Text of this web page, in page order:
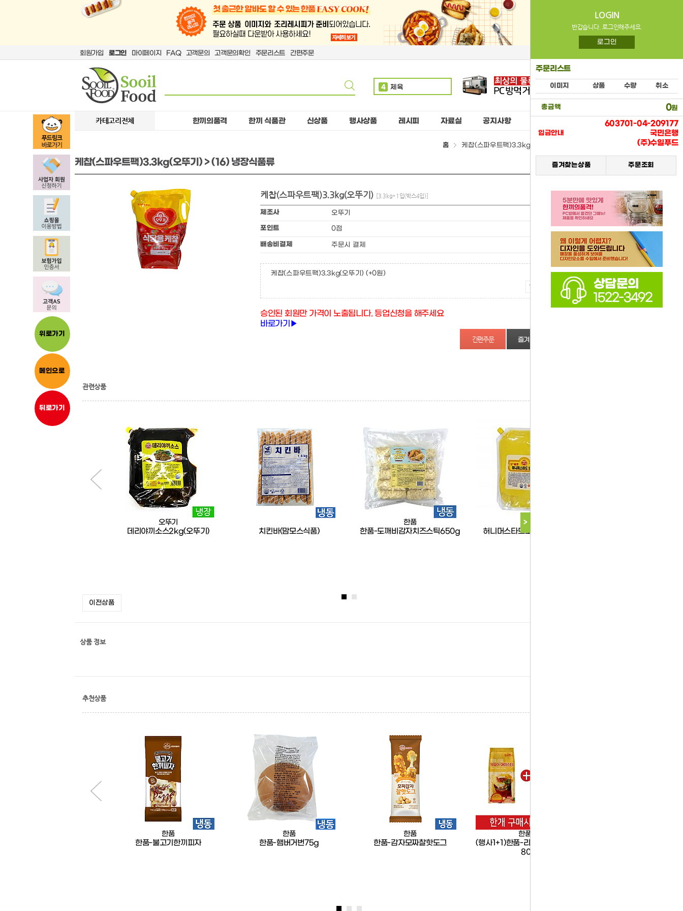
회원가입 로그인 마이페이지 FAQ 고객문의 고객문의확인 주문리스트 간편주문
4 제육
볶음밥
1 만두
위로가기
메인으로
뒤로가기
카테고리전체 한끼의품격 한끼 식품관 신상품 행사상품 레시피 자료실 공지사항
홈 케찹(스파우트팩)3.3kg(오뚜기) > (16) 냉장식품류
케찹(스파우트팩)3.3kg(오뚜기) > (16) 냉장식품류
LOGIN
반갑습니다. 로그인해주세요.
로그인
주문리스트
이미지 상품 수량 취소
총금액 0원
입금안내
603701-04-209177
국민은행
(주)수일푸드
즐겨찾는상품 주문조회
>
케찹(스파우트팩)3.3kg(오뚜기) [3.3kg*1입(박스4입)]
제조사 오뚜기
포인트 0점
배송비결제 주문시 결제
케찹(스파우트팩)3.3kg(오뚜기) (+0원)
증가
감소
승인된 회원만 가격이 노출됩니다. 등업신청을 해주세요
바로가기▶
즐겨찾기
관련상품
오뚜기
데리야끼소스2kg(오뚜기) 치킨바(맘모스식품)
한품
한품-도깨비감자치즈스틱650g
오뚜기
허니머스타드소스2kg(오뚜기)
이전상품
상품 정보
추천상품
한품
한품-불고기한끼피자
한품
한품-햄버거번75g
한품
한품-감자모짜찰핫도그
한품
(행사1+1)한품-리얼복숭아아이스티
800g